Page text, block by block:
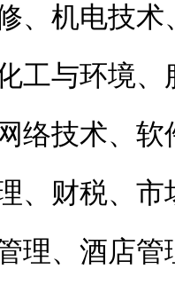
、机电技
工与环境
络技术、
、财税、
理、酒店